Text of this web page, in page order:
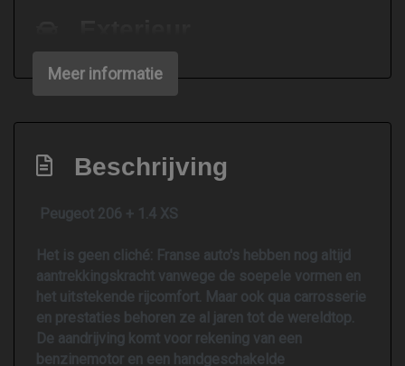
Bumpers in carrosseriekleur
Centrale vergrendeling met afstandsbediening
Mistlampen voor
Meer informatie
Beschrijving
Peugeot 206 + 1.4 XS
Het is geen cliché: Franse auto's hebben nog altijd
aantrekkingskracht vanwege de soepele vormen en
het uitstekende rijcomfort. Maar ook qua carrosserie
en prestaties behoren ze al jaren tot de wereldtop.
De aandrijving komt voor rekening van een
benzinemotor en een handgeschakelde